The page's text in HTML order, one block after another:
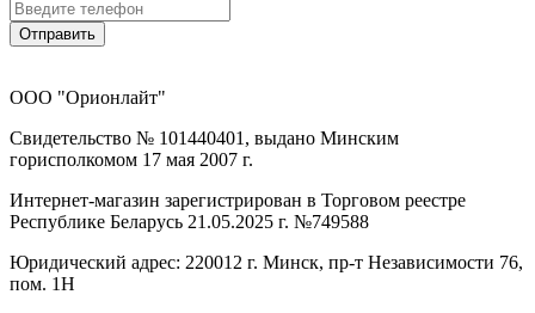
Отправить
ООО "Орионлайт"
Свидетельство № 101440401, выдано Минским
горисполкомом 17 мая 2007 г.
Интернет-магазин зарегистрирован в Торговом реестре
Республике Беларусь 21.05.2025 г. №749588
Юридический адрес: 220012 г. Минск, пр-т Независимости 76,
пом. 1Н